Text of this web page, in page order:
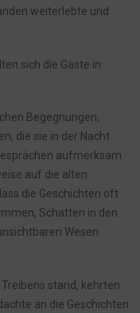
weiterlebte und
sich die Gäste in
Begegnungen,
die sie in der Nacht
aufmerksam
auf die alten
die Geschichten oft
Schatten in den
Wesen
stand, kehrten
an die Geschichten